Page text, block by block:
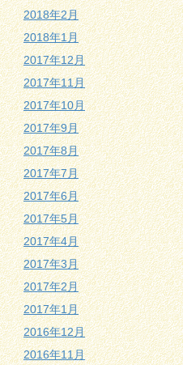
2018年2月
2018年1月
2017年12月
2017年11月
2017年10月
2017年9月
2017年8月
2017年7月
2017年6月
2017年5月
2017年4月
2017年3月
2017年2月
2017年1月
2016年12月
2016年11月